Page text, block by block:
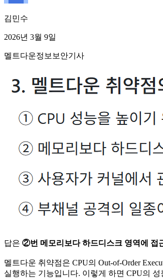
김민수
2026년 3월 9일
멜트다운정보보안기사
답은 ②번 메모리보다 하드디스크 영역에 접
멜트다운 취약점은 CPU의 Out-of-Order
실행하는 기능입니다. 이렇게 하면 CPU의